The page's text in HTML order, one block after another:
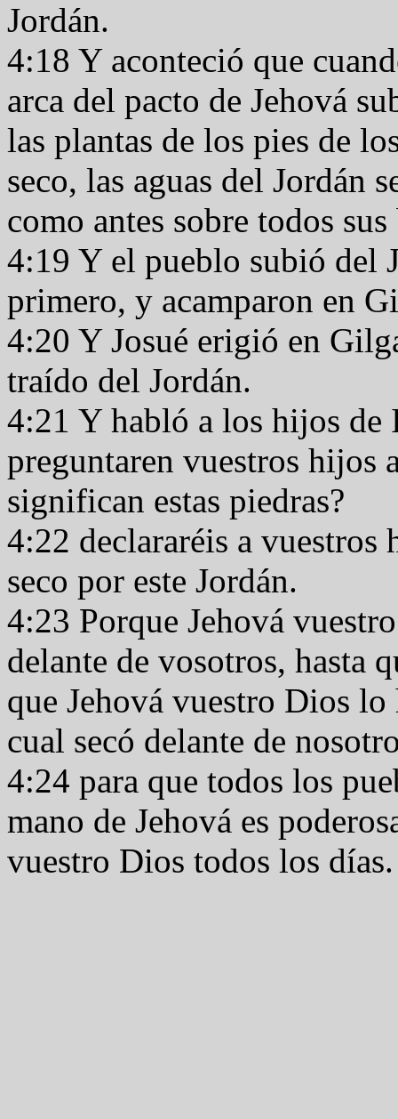
Jordán.
4:18 Y aconteció que
arca del pacto de Jehová
las plantas de los pies de
seco, las aguas del Jordán
como antes sobre todos
4:19 Y el pueblo subió del
primero, y acamparon en
4:20 Y Josué erigió en
traído del Jordán.
4:21 Y habló a los hijos de
preguntaren vuestros hijos
significan estas piedras?
4:22 declararéis a
seco por este Jordán.
4:23 Porque Jehová
delante de vosotros, hasta
que Jehová vuestro Dios
cual secó delante de
4:24 para que todos los
mano de Jehová es
vuestro Dios todos los días.